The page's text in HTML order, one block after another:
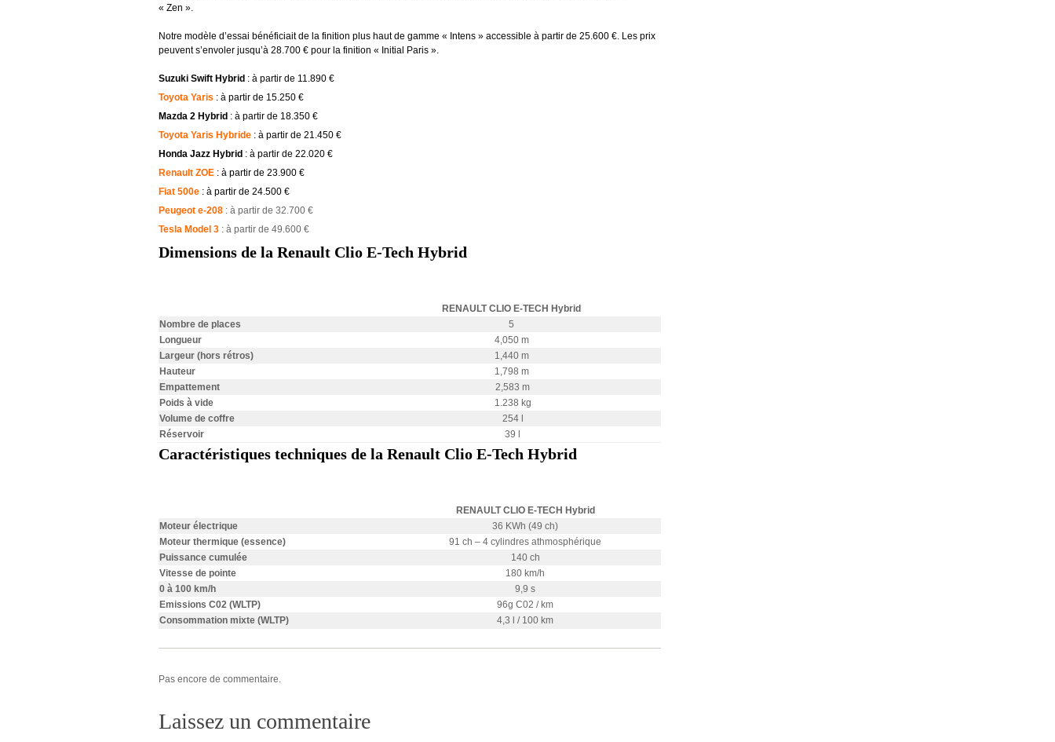
« Zen ».
Notre modèle d’essai bénéficiait de la finition plus haut de gamme « Intens » accessible à partir de 25.600 €. Les prix
peuvent s’envoler jusqu’à 28.700 € pour la finition « Initial Paris ».
Suzuki Swift Hybrid : à partir de 11.890 €
Toyota Yaris : à partir de 15.250 €
Mazda 2 Hybrid : à partir de 18.350 €
Toyota Yaris Hybride : à partir de 21.450 €
Honda Jazz Hybrid : à partir de 22.020 €
Renault ZOE : à partir de 23.900 €
Fiat 500e : à partir de 24.500 €
Peugeot e-208 : à partir de 32.700 €
Tesla Model 3 : à partir de 49.600 €
Dimensions de la Renault Clio E-Tech Hybrid
RENAULT CLIO E-TECH Hybrid
Nombre de places
5
Longueur
4,050 m
Largeur (hors rétros)
1,440 m
Hauteur
1,798 m
Empattement
2,583 m
Poids à vide
1.238 kg
Volume de coffre
254 l
Réservoir
39 l
Caractéristiques techniques de la Renault Clio E-Tech Hybrid
RENAULT CLIO E-TECH Hybrid
Moteur électrique
36 KWh (49 ch)
Moteur thermique (essence)
91 ch – 4 cylindres athmosphérique
Puissance cumulée
140 ch
Vitesse de pointe
180 km/h
0 à 100 km/h
9,9 s
Emissions C02 (WLTP)
96g C02 / km
Consommation mixte (WLTP)
4,3 l / 100 km
Pas encore de commentaire.
Laissez un commentaire